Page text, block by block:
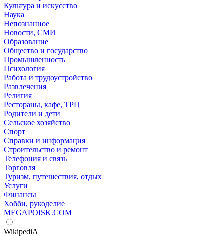
Культура и искусство
Наука
Непознанное
Новости, СМИ
Образование
Общество и государство
Промышленность
Психология
Работа и трудоустройство
Развлечения
Религия
Рестораны, кафе, ТРЦ
Родители и дети
Сельское хозяйство
Спорт
Справки и информация
Строительство и ремонт
Телефония и связь
Торговля
Туризм, путешествия, отдых
Услуги
Финансы
Хобби, рукоделие
MEGAPOISK.COM
WikipediA